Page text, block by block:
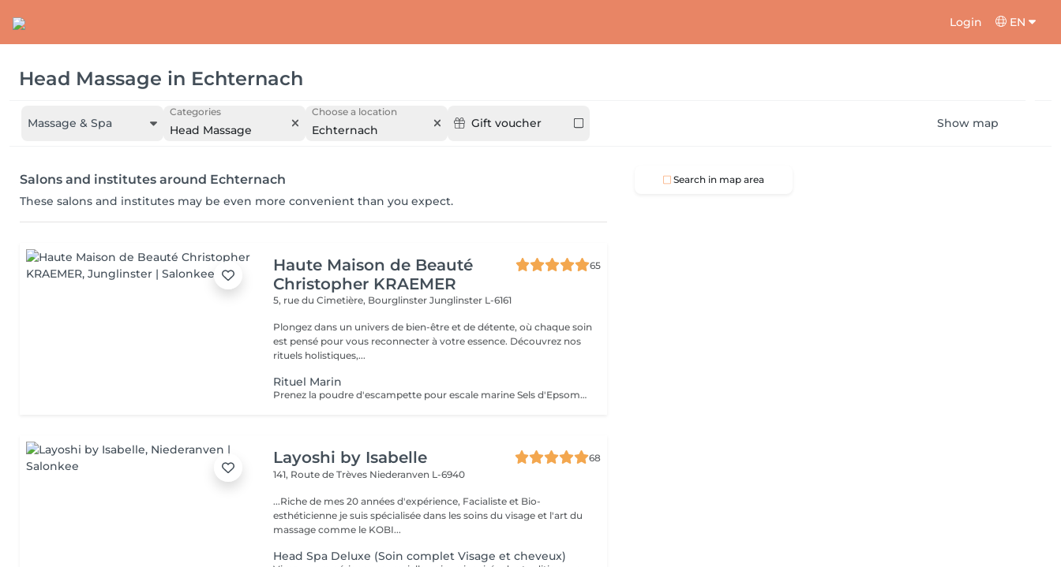
Login EN
Head Massage in Echternach
Massage & Spa
Categories
Head Massage
Choose a location
Echternach Gift voucher Show map
Salons and institutes around Echternach
These salons and institutes may be even more convenient than you expect.
Haute Maison de Beauté
Christopher KRAEMER
65
5, rue du Cimetière, BourglinsterJunglinster L-6161
Plongez dans un univers de bien-être et de détente, où chaque soin
est pensé pour vous reconnecter à votre essence. Découvrez nos
rituels holistiques,...
Rituel Marin
Prenez la poudre d'escampette pour escale marine Sels d'Epsom, algues, poudre de pierres précieuses, huiles essentielles de Lédon De Groenland, c'est tout un programme qui vous attend afin de vous reminéraliser, vous purifier mais aussi vous détendre et à la fois vous énergiser Véritable moment de relaxation complète. Sauna infrarouge, Massage shiatsu, bol d'air jacquier, douche. Onction du huiles précieuses, hammam crânien, facial et respiratoire, bains rythmés avec méditation guidée, exercices de sophrologie, shampooing, pose de masque et massage crânien, rituel de la cascade, rinçage à l'infusion de plantes qui clôture le soin. Le soin ne comprend pas le brushing
Layoshi by Isabelle
68
141, Route de Trèves Niederanven L-6940
...Riche de mes 20 années d'expérience, Facialiste et Bio-
esthéticienne je suis spécialisée dans les soins du visage et l'art du
massage comme le KOBI...
Head Spa Deluxe (Soin complet Visage et cheveux)
Search in map area